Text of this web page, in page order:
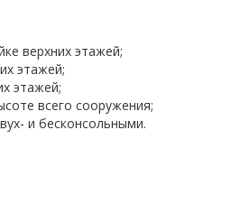
верхних этажей;
этажей;
этажей;
всего сооружения;
и бесконсольными.